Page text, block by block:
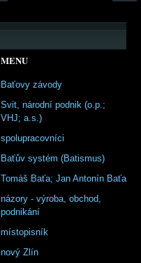
MENU
Baťovy závody
Svit, národní podnik (o.p.;
VHJ; a.s.)
spolupracovníci
Baťův systém (Batismus)
Tomáš Baťa; Jan Antonín Baťa
názory - výroba, obchod,
podnikání
místopisník
nový Zlín